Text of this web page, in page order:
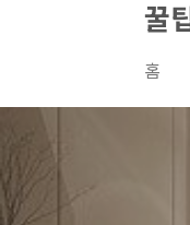
꿀
홈